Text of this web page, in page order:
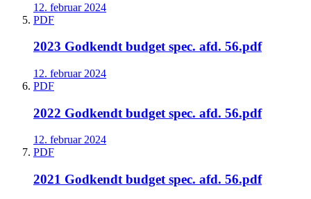
12. februar 2024
PDF
2023 Godkendt budget spec. afd. 56.pdf
12. februar 2024
PDF
2022 Godkendt budget spec. afd. 56.pdf
12. februar 2024
PDF
2021 Godkendt budget spec. afd. 56.pdf